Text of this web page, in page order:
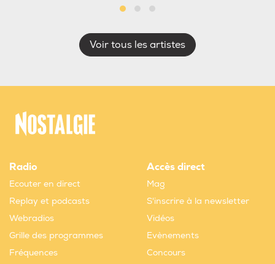
Voir tous les artistes
Radio
Ecouter en direct
Replay et podcasts
Webradios
Grille des programmes
Fréquences
Accès direct
Mag
S'inscrire à la newsletter
Vidéos
Evènements
Concours